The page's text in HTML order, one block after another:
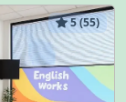
5 (55)